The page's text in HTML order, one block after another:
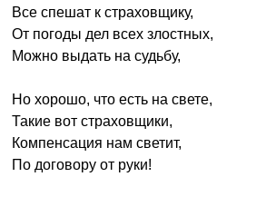
Все спешат к страховщику,
От погоды дел всех злостных,
Можно выдать на судьбу,
Но хорошо, что есть на свете,
Такие вот страховщики,
Компенсация нам светит,
По договору от руки!